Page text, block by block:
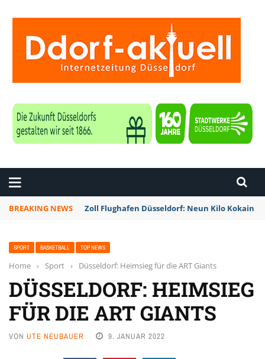
BREAKING NEWS Zoll Flughafen Düsseldorf: Neun Kilo Kokain
SPORT BASKETBALL TOP NEWS
Home › Sport › Düsseldorf: Heimsieg für die ART Giants
DÜSSELDORF: HEIMSIEG
FÜR DIE ART GIANTS
VON UTE NEUBAUER 9. JANUAR 2022